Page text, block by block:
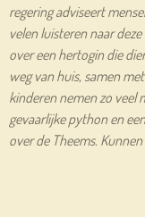
regering adviseert
velen luisteren naar
over een hertogin die
weg van huis, samen
kinderen nemen zo veel
gevaarlijke python en
over de Theems.